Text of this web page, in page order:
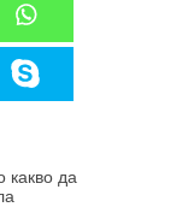
какво да